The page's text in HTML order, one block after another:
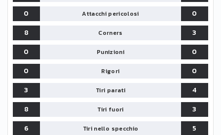
0
Attacchi pericolosi
0
8
Corners
3
0
Punizioni
0
0
Rigori
0
3
Tiri parati
4
8
Tiri fuori
3
6
Tiri nello specchio 5